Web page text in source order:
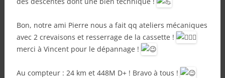
Bon, notre ami Pierre nous a fait qq ateliers mécaniques
avec 2 crevaisons et resserrage de la cassette !
merci à Vincent pour le dépannage !
Au compteur : 24 km et 448M D+ ! Bravo à tous !